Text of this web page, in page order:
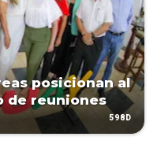
posicionan al
de reuniones
598D